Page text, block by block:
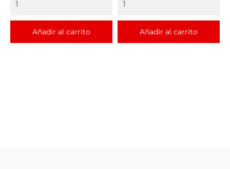
Añadir al carrito Añadir al carrito